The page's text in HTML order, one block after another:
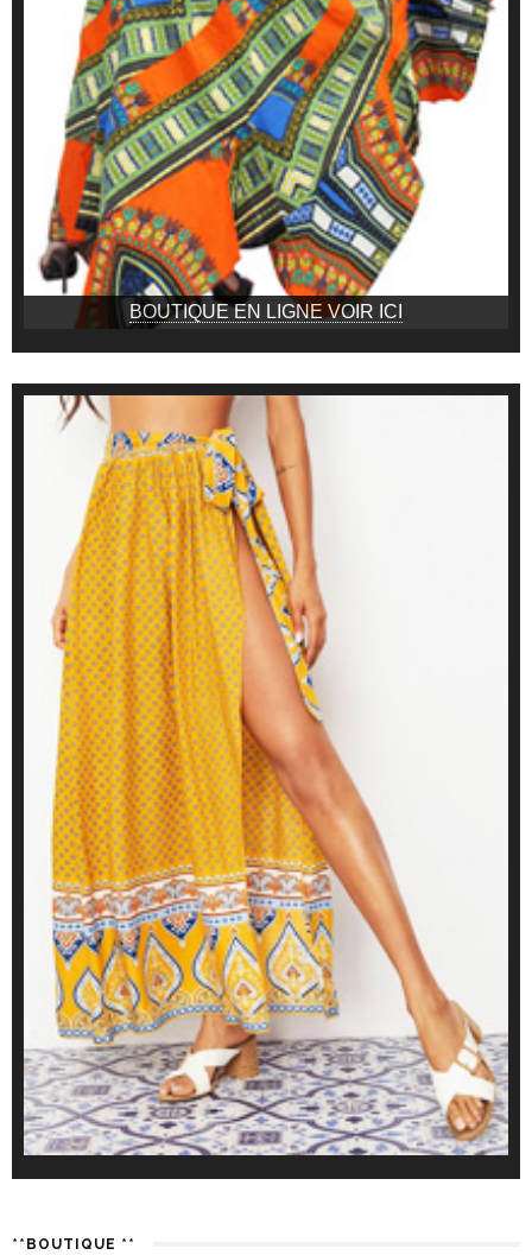
BOUTIQUE EN LIGNE VOIR ICI
**BOUTIQUE **